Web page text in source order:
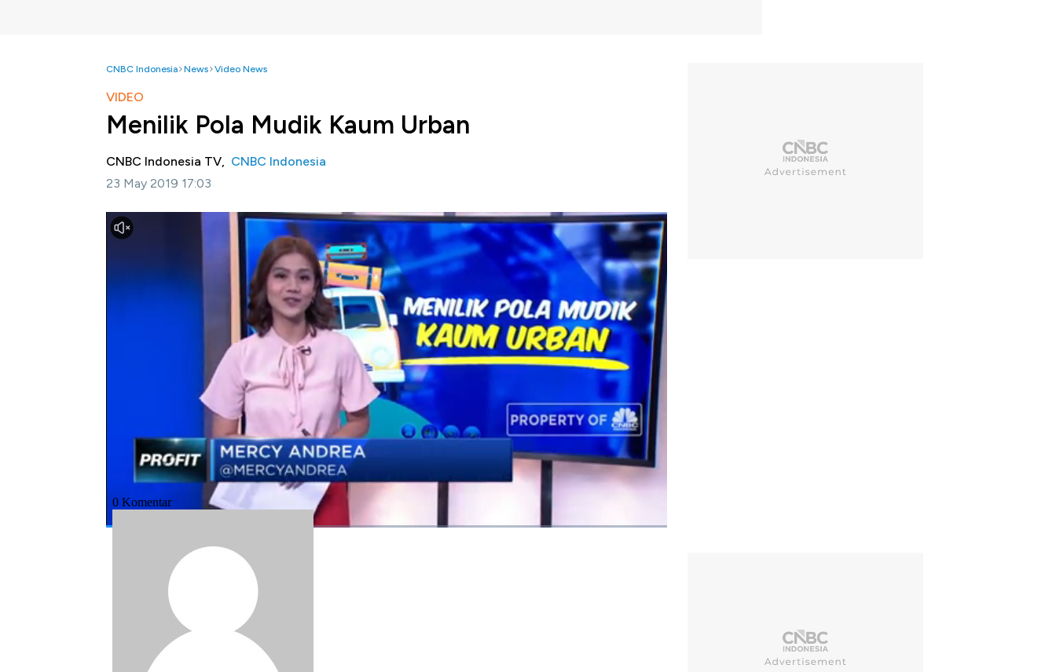
CNBC Indonesia News Video News
VIDEO
Menilik Pola Mudik Kaum Urban
CNBC Indonesia TV, CNBC Indonesia
23 May 2019 17:03
Jakarta, CNBC Indonesia-Mudik merupakan tradisi tahunan yang kerapkali dijalani masyarakat
Indonesia sejak lama. Adapun, kini dengan momentum Hari Raya Lebaran kian dekat tentunya waktu
bersiap untuk mudik sudah semakin sempit. Guna mendukung rencana mudik, masyarakat bisa
memilih berbagai transportasi, seperti bus, mobil atau motor pribadi, kereta api, maupun pesawat
Simak pemaparan Mercy Andrea dalam Profit, CNBC Indonesia (Kamis, 23/05/2019) berikut.
#mudik #lebaran #kaum urban #pola mudik